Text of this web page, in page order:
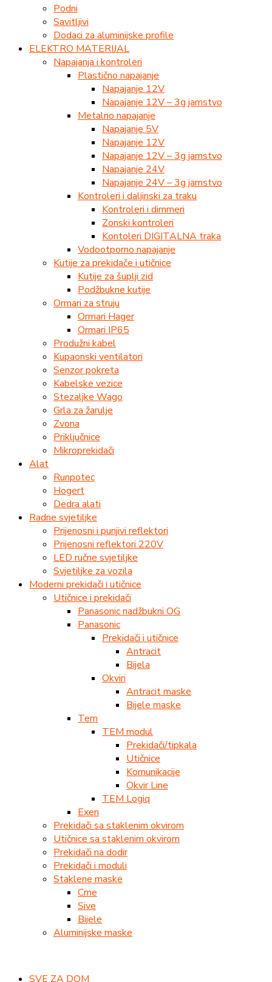
Podni
Savitljivi
Dodaci za aluminijske profile
ELEKTRO MATERIJAL
Napajanja i kontroleri
Plastično napajanje
Napajanje 12V
Napajanje 12V – 3g jamstvo
Metalno napajanje
Napajanje 5V
Napajanje 12V
Napajanje 12V – 3g jamstvo
Napajanje 24V
Napajanje 24V – 3g jamstvo
Kontroleri i daljinski za traku
Kontroleri i dimmeri
Zonski kontroleri
Kontoleri DIGITALNA traka
Vodootporno napajanje
Kutije za prekidače i utičnice
Kutije za šuplji zid
Podžbukne kutije
Ormari za struju
Ormari Hager
Ormari IP65
Produžni kabel
Kupaonski ventilatori
Senzor pokreta
Kabelske vezice
Stezaljke Wago
Grla za žarulje
Zvona
Priključnice
Mikroprekidači
Alat
Runpotec
Hogert
Dedra alati
Radne svjetiljke
Prijenosni i punjivi reflektori
Prijenosni reflektori 220V
LED ručne svjetiljke
Svjetiljke za vozila
Moderni prekidači i utičnice
Utičnice i prekidači
Panasonic nadžbukni OG
Panasonic
Prekidači i utičnice
Antracit
Bijela
Okviri
Antracit maske
Bijele maske
Tem
TEM modul
Prekidači/tipkala
Utičnice
Komunikacije
Okvir Line
TEM Logiq
Exen
Prekidači sa staklenim okvirom
Utičnice sa staklenim okvirom
Prekidači na dodir
Prekidači i moduli
Staklene maske
Crne
Sive
Bijele
Aluminijske maske
SVE ZA DOM